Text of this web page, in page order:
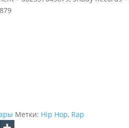
Метки: Hip Hop, Rap